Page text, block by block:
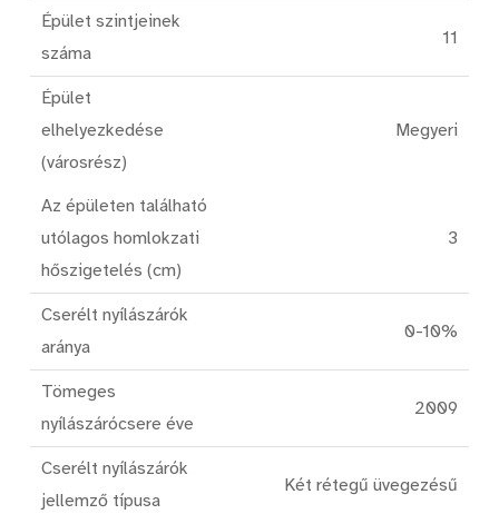
Épület szintjeinek
száma
11
Épület
elhelyezkedése
(városrész)
Megyeri
Az épületen található
utólagos homlokzati
hőszigetelés (cm)
3
Cserélt nyílászárók
aránya
0-10%
Tömeges
nyílászárócsere éve
2009
Cserélt nyílászárók
jellemző típusa
Két rétegű üvegezésű